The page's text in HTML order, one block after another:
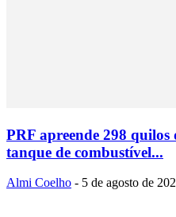
PRF apreende 298 quilos
tanque de combustível...
Almi Coelho - 5 de agosto de